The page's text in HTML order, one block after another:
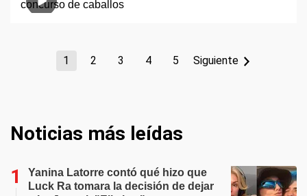
1 2 3 4 5 Siguiente
Noticias más leídas
Yanina Latorre contó qué hizo que
Luck Ra tomara la decisión de dejar